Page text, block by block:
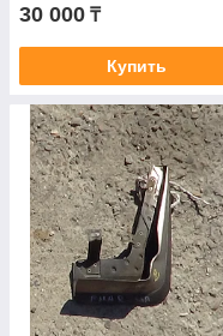
30 000 ₸
Купить